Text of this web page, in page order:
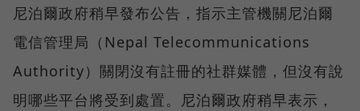
尼泊爾政府稍早發布公告，指示主管機關尼泊爾
電信管理局（Nepal Telecommunications
Authority）關閉沒有註冊的社群媒體，但沒有說
明哪些平台將受到處置。尼泊爾政府稍早表示，